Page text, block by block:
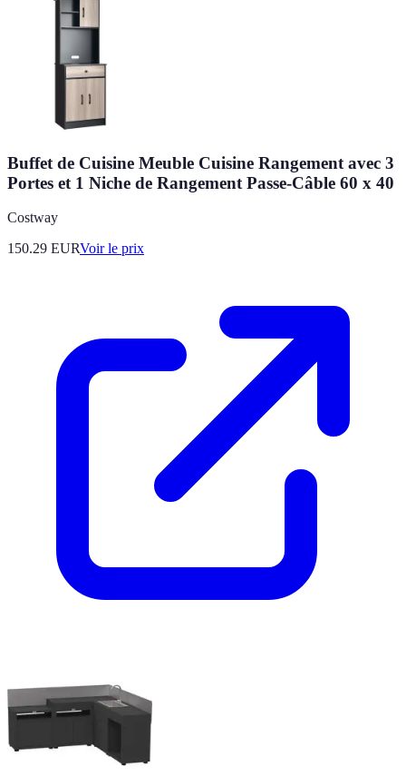
Buffet de Cuisine Meuble Cuisine Rangement avec 3
Portes et 1 Niche de Rangement Passe-Câble 60 x 40
Costway
150.29 EURVoir le prix